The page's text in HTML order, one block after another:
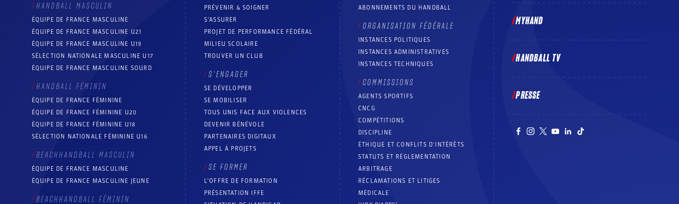
HANDBALL MASCULIN
ÉQUIPE DE FRANCE MASCULINE
ÉQUIPE DE FRANCE MASCULINE U21
ÉQUIPE DE FRANCE MASCULINE U19
SÉLECTION NATIONALE MASCULINE U17
ÉQUIPE DE FRANCE MASCULINE SOURD
HANDBALL FÉMININ
ÉQUIPE DE FRANCE FÉMININE
ÉQUIPE DE FRANCE FÉMININE U20
ÉQUIPE DE FRANCE FÉMININE U18
SÉLECTION NATIONALE FÉMININE U16
BEACHHANDBALL MASCULIN
ÉQUIPE DE FRANCE MASCULINE
ÉQUIPE DE FRANCE MASCULINE JEUNE
BEACHHANDBALL FÉMININ
PRÉVENIR & SOIGNER
S’ASSURER
PROJET DE PERFORMANCE FÉDÉRAL
MILIEU SCOLAIRE
TROUVER UN CLUB
S’ENGAGER
SE DÉVELOPPER
SE MOBILISER
TOUS UNIS FACE AUX VIOLENCES
DEVENIR BÉNÉVOLE
PARTENAIRES DIGITAUX
APPEL À PROJETS
SE FORMER
L’OFFRE DE FORMATION
PRÉSENTATION IFFE
ABONNEMENTS DU HANDBALL
ORGANISATION FÉDÉRALE
INSTANCES POLITIQUES
INSTANCES ADMINISTRATIVES
INSTANCES TECHNIQUES
COMMISSIONS
AGENTS SPORTIFS
CNCG
COMPÉTITIONS
DISCIPLINE
ÉTHIQUE ET CONFLITS D'INTÉRÊTS
STATUTS ET RÉGLEMENTATION
ARBITRAGE
RÉCLAMATIONS ET LITIGES
MÉDICALE
MYHAND
HANDBALL TV
PRESSE